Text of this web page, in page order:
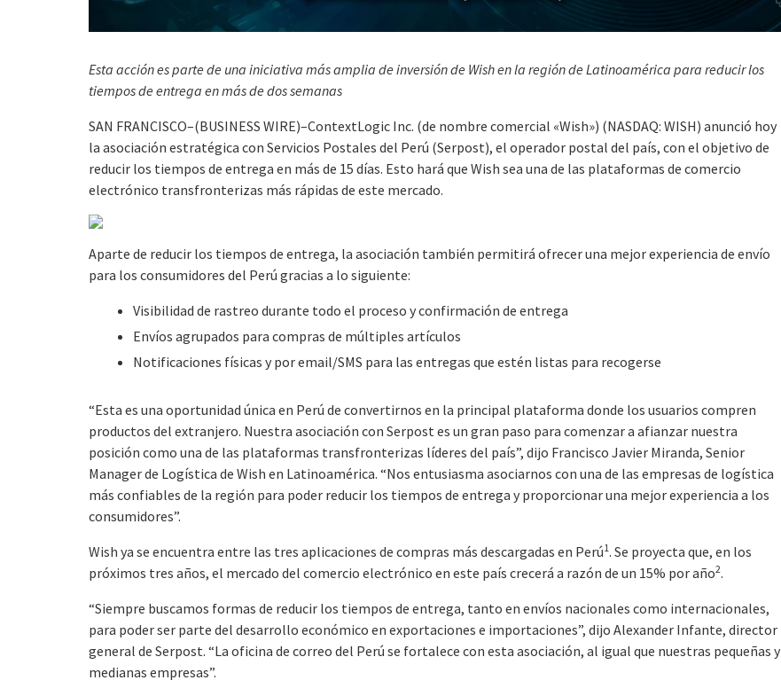
Esta acción es parte de una iniciativa más amplia de inversión de Wishen la región de Latinoamérica para reducir los
tiempos de entrega en más de dos semanas
SAN FRANCISCO–(BUSINESS WIRE)–ContextLogic Inc. (de nombre comercial «Wish») (NASDAQ: WISH) anunció hoy
la asociación estratégica con Servicios Postales del Perú (Serpost), el operador postal del país, con el objetivo de
reducir los tiempos de entrega en más de 15 días. Esto hará que Wish sea una de las plataformas de comercio
electrónico transfronterizas más rápidas de este mercado.
Aparte de reducir los tiempos de entrega, la asociación también permitirá ofrecer una mejor experiencia de envío
para los consumidores del Perú gracias a lo siguiente:
Visibilidad de rastreo durante todo el proceso y confirmación de entrega
Envíos agrupados para compras de múltiples artículos
Notificaciones físicas y por email/SMS para las entregas que estén listas para recogerse
“Esta es una oportunidad única en Perú de convertirnos en la principal plataforma donde los usuarios compren
productos del extranjero. Nuestra asociación con Serpost es un gran paso para comenzar a afianzar nuestra
posición como una de las plataformas transfronterizas líderes del país”, dijo Francisco Javier Miranda, Senior
Manager de Logística de Wish en Latinoamérica. “Nos entusiasma asociarnos con una de las empresas de logística
más confiables de la región para poder reducir los tiempos de entrega y proporcionar una mejor experiencia a los
consumidores”.
Wish ya se encuentra entre las tres aplicaciones de compras más descargadas en Perú1. Se proyecta que, en los
próximos tres años, el mercado del comercio electrónico en este país crecerá a razón de un 15% por año2.
“Siempre buscamos formas de reducir los tiempos de entrega, tanto en envíos nacionales como internacionales,
para poder ser parte del desarrollo económico en exportaciones e importaciones”, dijo Alexander Infante, director
general de Serpost. “La oficina de correo del Perú se fortalece con esta asociación, al igual que nuestras pequeñas y
medianas empresas”.